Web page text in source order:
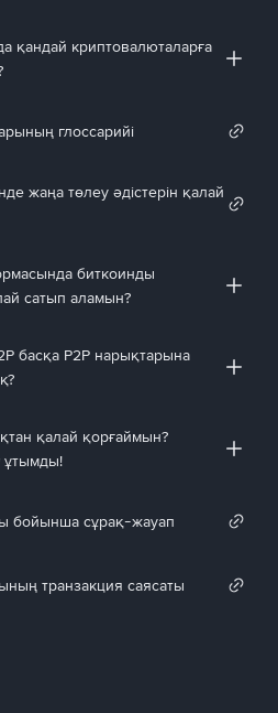
қандай криптовалюталарға
глоссарийі
жаңа төлеу әдістерін қалай
биткоинды
сатып аламын?
басқа P2P нарықтарына
қалай қорғаймын?
ұтымды!
бойынша сұрақ-жауап
транзакция саясаты